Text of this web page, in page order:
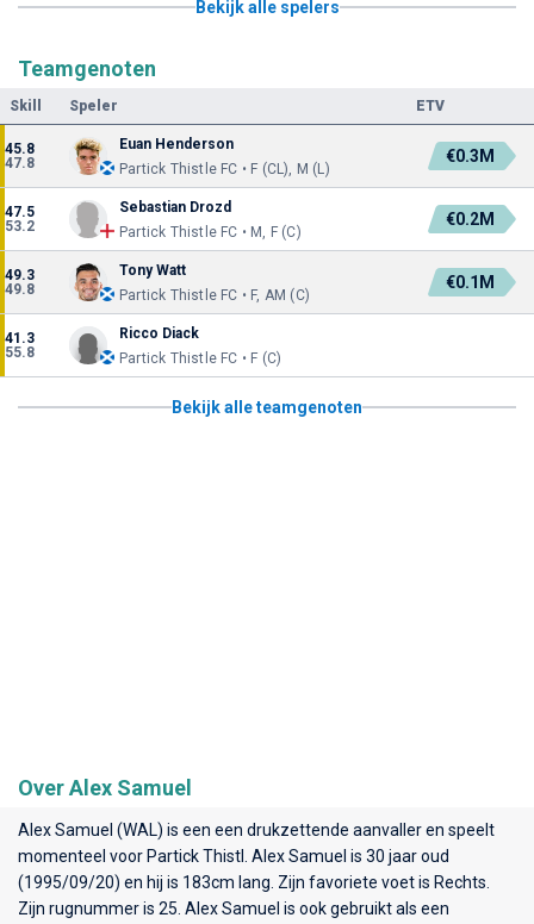
Bekijk alle spelers
Teamgenoten
Skill Speler ETV
45.8
47.8
Euan Henderson
Partick Thistle FC • F (CL), M (L)
€0.3M
47.5
53.2
Sebastian Drozd
Partick Thistle FC • M, F (C)
€0.2M
49.3
49.8
Tony Watt
Partick Thistle FC • F, AM (C)
€0.1M
41.3
55.8
Ricco Diack
Partick Thistle FC • F (C)
Bekijk alle teamgenoten
Over Alex Samuel
Alex Samuel (WAL) is een een drukzettende aanvaller en speelt
momenteel voor Partick Thistl . Alex Samuel is 30 jaar oud
(1995/09/20) en hij is 183cm lang. Zijn favoriete voet is Rechts.
Zijn rugnummer is 25. Alex Samuel is ook gebruikt als een